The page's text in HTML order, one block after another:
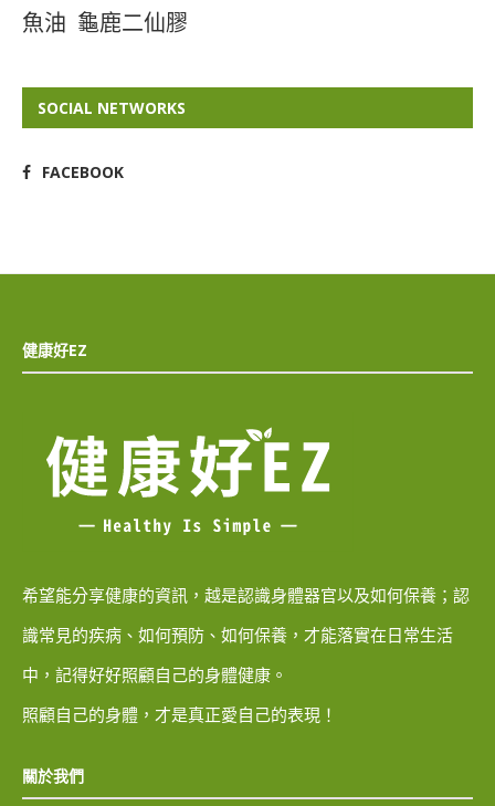
魚油 龜鹿二仙膠
SOCIAL NETWORKS
FACEBOOK
健康好EZ
希望能分享健康的資訊，越是認識身體器官以及如何保養；認
識常見的疾病、如何預防、如何保養，才能落實在日常生活
中，記得好好照顧自己的身體健康。
照顧自己的身體，才是真正愛自己的表現！
關於我們